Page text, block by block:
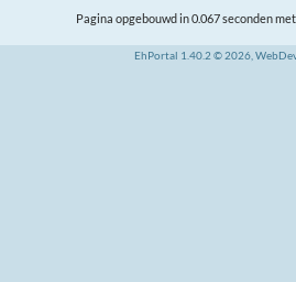
Pagina opgebouwd in 0.067 seconden
EhPortal 1.40.2 © 2026,